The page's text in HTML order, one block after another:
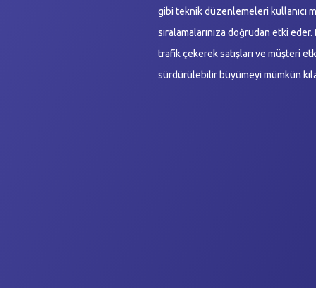
gibi teknik düzenlemeleri kullanıcı
sıralamalarınıza doğrudan etki
trafik çekerek satışları ve müşteri
sürdürülebilir büyümeyi mümkün